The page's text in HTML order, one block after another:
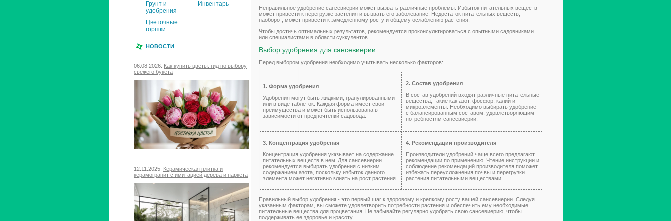
Грунт и
удобрения
Инвентарь
Цветочные
горшки
НОВОСТИ
06.08.2026: Как купить цветы: гид по выбору
свежего букета
12.11.2025: Керамическая плитка и
керамогранит с имитацией дерева и паркета
Неправильное удобрение сансевиерии может вызвать различные проблемы. Избыток питательных веществ
может привести к перегрузке растения и вызвать его заболевание. Недостаток питательных веществ,
наоборот, может привести к замедленному росту и общему ослаблению растения.
Чтобы достичь оптимальных результатов, рекомендуется проконсультироваться с опытными садовниками
или специалистами в области суккулентов.
Выбор удобрения для сансевиерии
Перед выбором удобрения необходимо учитывать несколько факторов:
1. Форма удобрения
Удобрения могут быть жидкими, гранулированными
или в виде таблеток. Каждая форма имеет свои
преимущества и может быть использована в
зависимости от предпочтений садовода.
2. Состав удобрения
В состав удобрений входят различные питательные
вещества, такие как азот, фосфор, калий и
микроэлементы. Необходимо выбирать удобрение
с балансированным составом, удовлетворяющим
потребностям сансевиерии.
3. Концентрация удобрения
Концентрация удобрения указывает на содержание
питательных веществ в нем. Для сансевиерии
рекомендуется выбирать удобрения с низким
содержанием азота, поскольку избыток данного
элемента может негативно влиять на рост растения.
4. Рекомендации производителя
Производители удобрений чаще всего предлагают
рекомендации по применению. Чтение инструкции и
соблюдение рекомендаций производителя поможет
избежать переусложнения почвы и перегрузки
растения питательными веществами.
Правильный выбор удобрения - это первый шаг к здоровому и крепкому росту вашей сансевиерии. Следуя
указанным факторам, вы сможете удовлетворить потребности растения и обеспечить ему необходимые
питательные вещества для процветания. Не забывайте регулярно удобрять свою сансевиерию, чтобы
поддерживать ее здоровье и красоту.